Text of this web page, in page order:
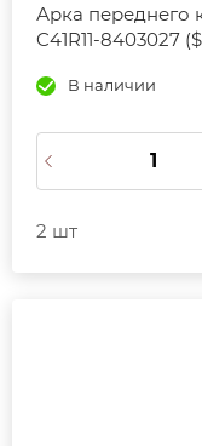
Арка переднего
C41R11-8403027
В наличии
2 шт